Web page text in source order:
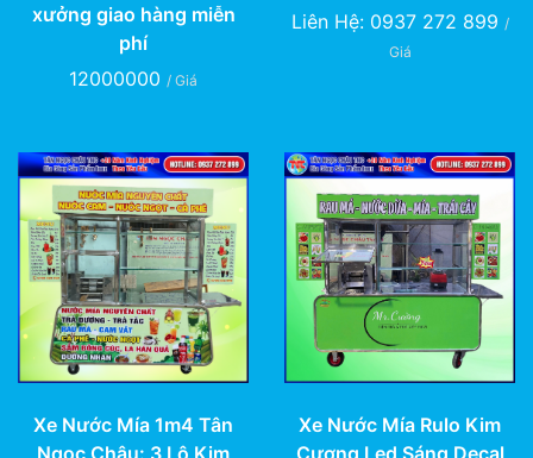
xưởng giao hàng miễn
phí
12000000 / Giá
Liên Hệ: 0937 272 899 /
Giá
Xe Nước Mía 1m4 Tân
Ngọc Châu: 3 Lô Kim
Xe Nước Mía Rulo Kim
Cương Led Sáng Decal